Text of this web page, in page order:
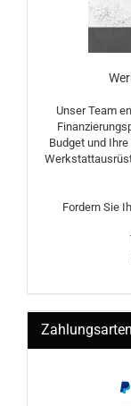
Unser Team
Budget und
Fordern Sie
Zahlungsarten